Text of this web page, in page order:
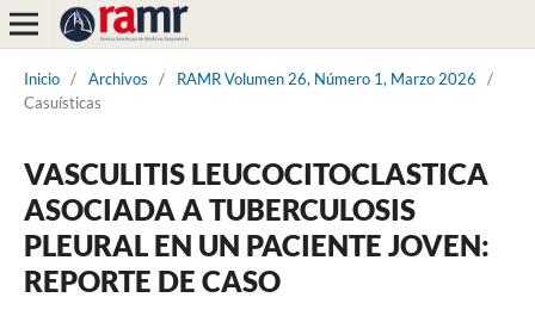
Inicio / Archivos / RAMR Volumen 26, Número 1, Marzo 2026
/
Casuísticas
VASCULITIS LEUCOCITOCLASTICA
ASOCIADA A TUBERCULOSIS
PLEURAL EN UN PACIENTE JOVEN:
REPORTE DE CASO